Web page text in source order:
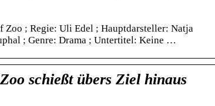
Zoo ; Regie: Uli Edel ; Hauptdarsteller: Natja
; Genre: Drama ; Untertitel: Keine …
schießt übers Ziel hinaus